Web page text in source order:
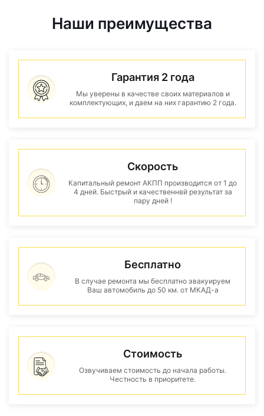
Наши преимущества
Гарантия 2 года
Мы уверены в качестве своих материалов и
комплектующих, и даем на них гарантию 2 года.
Скорость
Капитальный ремонт АКПП производится от 1 до
4 дней. Быстрый и качественнвй результат за
пару дней !
Бесплатно
В случае ремонта мы бесплатно эвакуируем
Ваш автомобиль до 50 км. от МКАД-а
Стоимость
Озвучиваем стоимость до начала работы.
Честность в приоритете.